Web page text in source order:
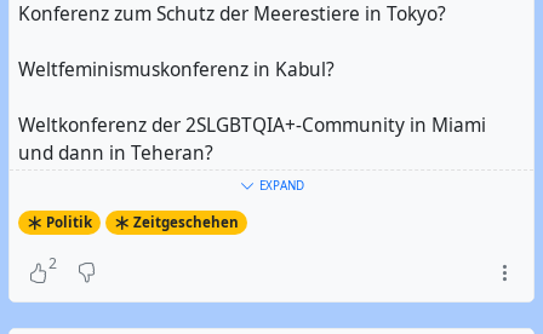
Konferenz zum Schutz der Meerestiere in Tokyo?
Weltfeminismuskonferenz in Kabul?
Weltkonferenz der 2SLGBTQIA+-Community in Miami
und dann in Teheran?
Konferenz zum Schutz und zur Verteidigung der
Pressefreiheit in Peking?
EXPAND
Politik Zeitgeschehen
2